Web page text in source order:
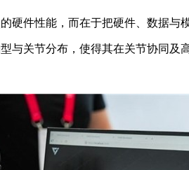
件性能，而在于把硬件、数据与
与关节分布，使得其在关节协同